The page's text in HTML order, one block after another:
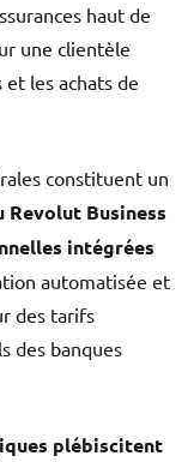
haut de
une clientèle
les achats de
constituent un
Revolut Business
intégrées
automatisée et
des tarifs
des banques
plébiscitent